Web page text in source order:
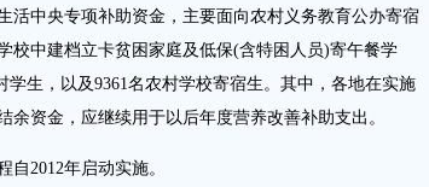
中央专项补助资金，主要面向农村义务教育公办寄宿
校中建档立卡贫困家庭及低保(含特困人员)寄午餐学
学生，以及9361名农村学校寄宿生。其中，各地在实施
资金，应继续用于以后年度营养改善补助支出。
2012年启动实施。